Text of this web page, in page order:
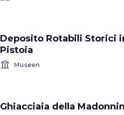
Deposito Rotabili Storici
Pistoia
account_balance Museen
Ghiacciaia della